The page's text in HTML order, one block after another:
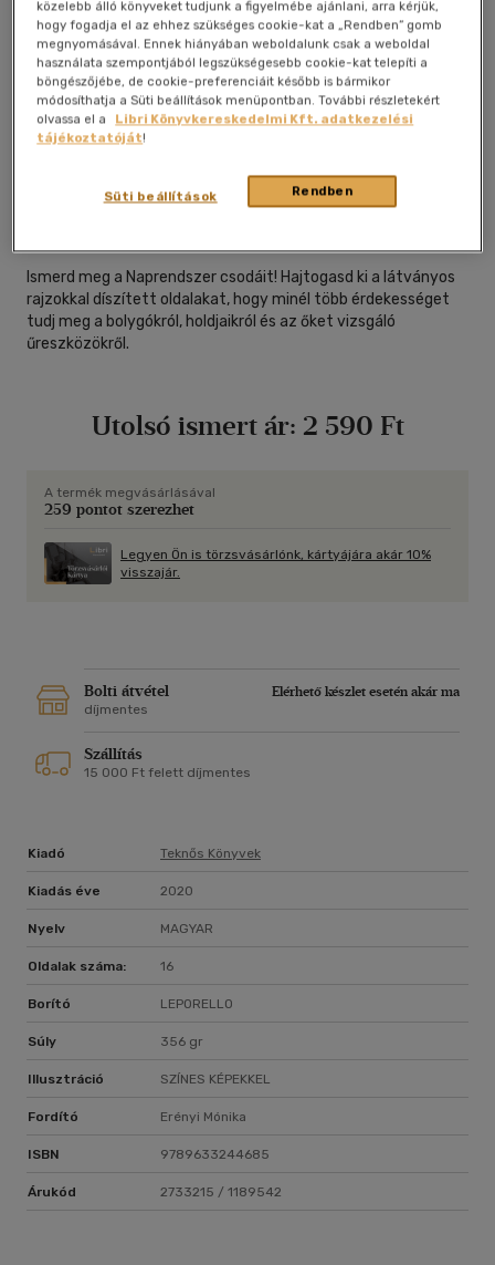
Kívánságlistához adom
Ismerd meg a Naprendszer csodáit! Hajtogasd ki a látványos
rajzokkal díszített oldalakat, hogy minél több érdekességet
tudj meg a bolygókról, holdjaikról és az őket vizsgáló
űreszközökről.
Utolsó ismert ár: 2 590 Ft
A termék megvásárlásával
259 pontot szerezhet
Legyen Ön is törzsvásárlónk, kártyájára akár 10%
visszajár.
Bolti átvétel
Elérhető készlet esetén akár ma
díjmentes
Szállítás
15 000 Ft felett díjmentes
Kiadó Teknős Könyvek
Kiadás éve 2020
Nyelv MAGYAR
Oldalak száma: 16
Borító LEPORELLO
Súly 356 gr
Illusztráció SZÍNES KÉPEKKEL
Fordító Erényi Mónika
ISBN 9789633244685
Árukód 2733215 / 1189542
közelebb álló könyveket tudjunk a figyelmébe ajánlani, arra kérjük,
hogy fogadja el az ehhez szükséges cookie-kat a „Rendben” gomb
megnyomásával. Ennek hiányában weboldalunk csak a weboldal
használata szempontjából legszükségesebb cookie-kat telepíti a
böngészőjébe, de cookie-preferenciáit később is bármikor
módosíthatja a Süti beállítások menüpontban. További részletekért
olvassa el a
Libri Könyvkereskedelmi Kft. adatkezelési
tájékoztatóját!
Rendben
Süti beállítások